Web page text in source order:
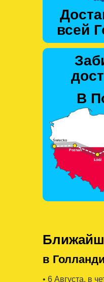
всей
В
в
• 6 Августa, в